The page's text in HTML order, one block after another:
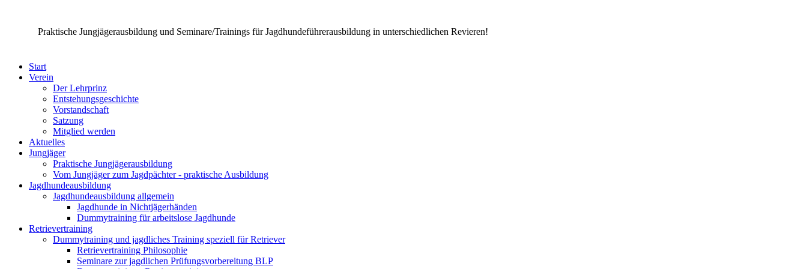
Praktische Jungjägerausbildung und Seminare/Trainings für Jagdhundeführerausbildung in unterschiedlichen Revieren!
Start
Verein
Der Lehrprinz
Entstehungsgeschichte
Vorstandschaft
Satzung
Mitglied werden
Aktuelles
Jungjäger
Praktische Jungjägerausbildung
Vom Jungjäger zum Jagdpächter - praktische Ausbildung
Jagdhundeausbildung
Jagdhundeausbildung allgemein
Jagdhunde in Nichtjägerhänden
Dummytraining für arbeitslose Jagdhunde
Retrievertraining
Dummytraining und jagdliches Training speziell für Retriever
Retrievertraining Philosophie
Seminare zur jagdlichen Prüfungsvorbereitung BLP